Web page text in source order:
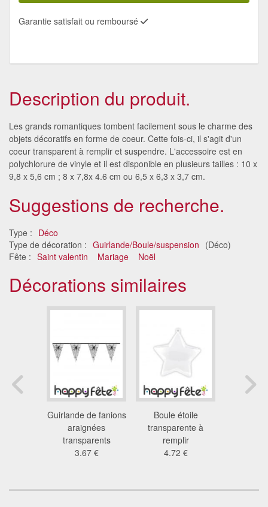
Garantie satisfait ou remboursé
Description du produit.
Les grands romantiques tombent facilement sous le charme des
objets décoratifs en forme de coeur. Cette fois-ci, il s'agit d'un
coeur transparent à remplir et suspendre. L'accessoire est en
polychlorure de vinyle et il est disponible en plusieurs tailles : 10 x
9,8 x 5,6 cm ; 8 x 7,8x 4.6 cm ou 6,5 x 6,3 x 3,7 cm.
Suggestions de recherche.
Type : Déco
Type de décoration : Guirlande/Boule/suspension (Déco)
Fête : Saint valentin Mariage Noël
Décorations similaires
Guirlande de fanions
araignées
transparents
3.67 €
Boule étoile
transparente à
remplir
4.72 €